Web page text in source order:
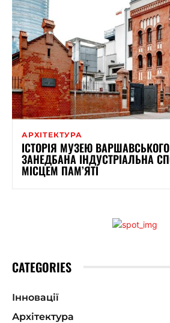
АРХІТЕКТУРА
ІСТОРІЯ МУЗЕЮ
ЗАНЕДБАНА ІНДУСТРІАЛЬНА
МІСЦЕМ ПАМ’ЯТІ
CATEGORIES
Інновації
Архітектура